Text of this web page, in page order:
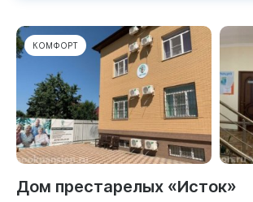
КОМФОРТ
Дом престарелых «Исток»